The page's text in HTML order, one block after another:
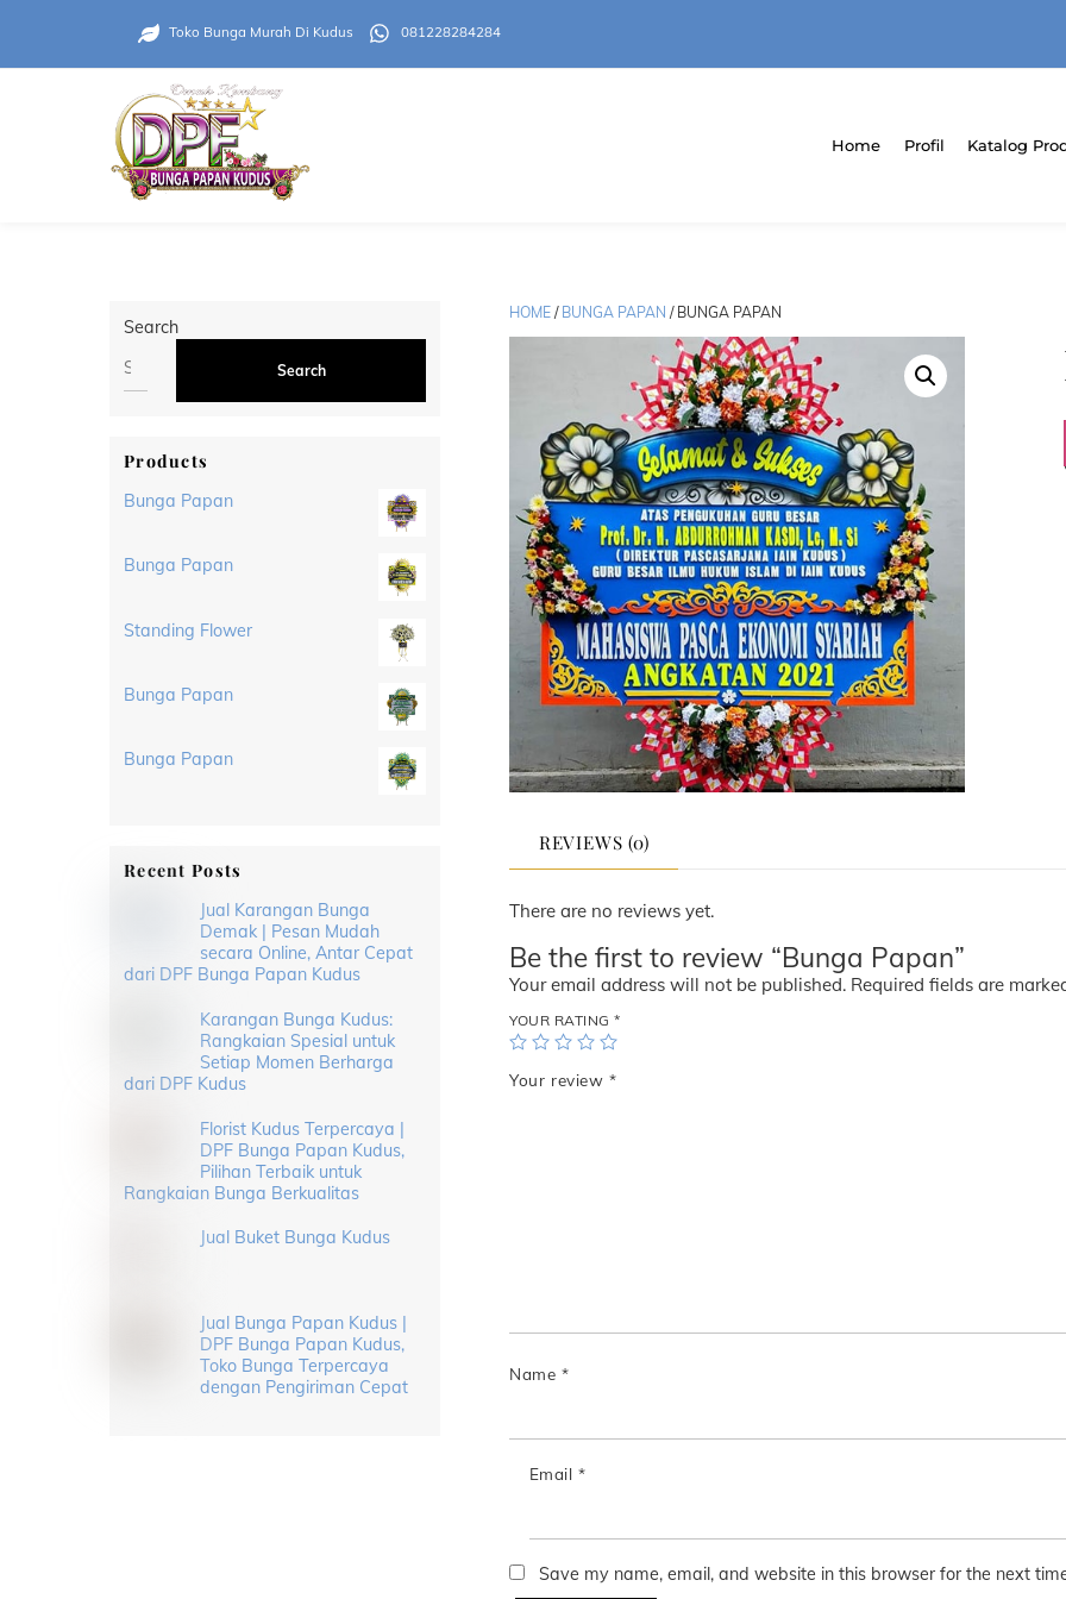
Toko Bunga Murah Di Kudus 081228284284
Home Profil Katalog
HOME / BUNGA PAPAN / BUNGA PAPAN
REVIEWS (0)
There are no reviews yet.
Be the first to review “Bunga Papan”
Your email address will not be published. Required fields are
YOUR RATING*
Your review *
Name*
Email*
Save my name, email, and website in this browser for the next
Search
Search
Products
Bunga Papan
Bunga Papan
Standing Flower
Bunga Papan
Bunga Papan
Recent Posts
Jual Karangan Bunga
Demak | Pesan Mudah
secara Online, Antar Cepat
dari DPF Bunga Papan Kudus
Karangan Bunga Kudus:
Rangkaian Spesial untuk
Setiap Momen Berharga
dari DPF Kudus
Florist Kudus Terpercaya |
DPF Bunga Papan Kudus,
Pilihan Terbaik untuk
Rangkaian Bunga Berkualitas
Jual Buket Bunga Kudus
Jual Bunga Papan Kudus |
DPF Bunga Papan Kudus,
Toko Bunga Terpercaya
dengan Pengiriman Cepat